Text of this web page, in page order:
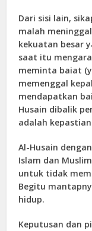
Dari sisi lain,
malah
kekuatan besar
saat itu
meminta baiat
memenggal
mendapatkan
Husain dibalik
adalah
Al-Husain
Islam dan
untuk tidak
Begitu
hidup.
Keputusan dan